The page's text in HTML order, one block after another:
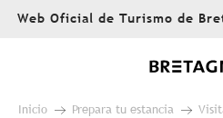
AllerWeb Oficial de Turismo de
Inicio Prepara tu estancia